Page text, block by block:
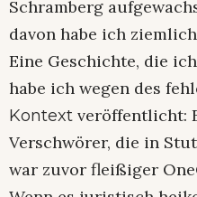
Schramberg
davon habe ich
Eine Geschichte, die
habe ich wegen des
Kontext veröffentlicht:
Verschwörer, die in
war zuvor fleißiger